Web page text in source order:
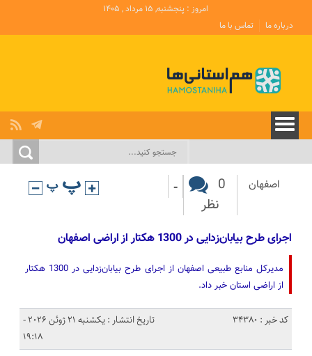
امروز : پنجشنبه, ۱۵ مرداد , ۱۴۰۵
درباره ما
تماس با ما
اصفهان
0
نظر
-
اجرای طرح بیابان‌زدایی در 1300 هکتار از اراضی اصفهان
مدیرکل منابع طبیعی اصفهان از اجرای طرح بیابان‌زدایی در 1300 هکتار
از اراضی استان خبر داد.
کد خبر : 34380
تاریخ انتشار : یکشنبه 21 ژوئن 2026 -
19:18